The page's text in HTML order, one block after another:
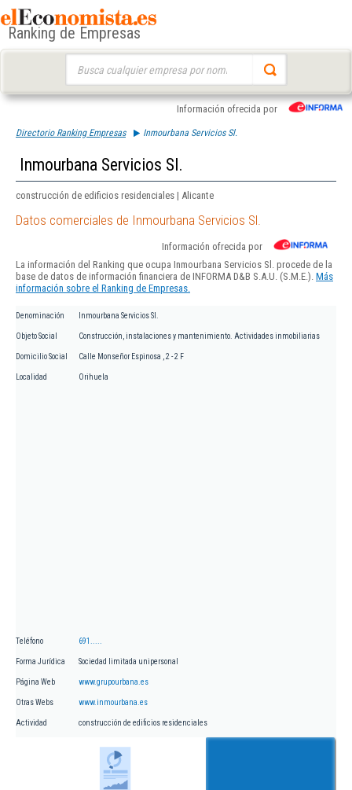
Ranking de Empresas
Información ofrecida por
Directorio Ranking Empresas Inmourbana Servicios Sl.
Inmourbana Servicios Sl.
construcción de edificios residenciales | Alicante
Datos comerciales de Inmourbana Servicios Sl.
Información ofrecida por
La información del Ranking que ocupa Inmourbana Servicios Sl. procede de la
base de datos de información financiera de INFORMA D&B S.A.U. (S.M.E.). Más
información sobre el Ranking de Empresas.
Denominación Inmourbana Servicios Sl.
Objeto Social Construcción, instalaciones y mantenimiento. Actividades inmobiliarias
Domicilio Social Calle Monseñor Espinosa , 2 - 2 F
Localidad Orihuela
Teléfono 691.....
Forma Jurídica Sociedad limitada unipersonal
Página Web www.grupourbana.es
Otras Webs www.inmourbana.es
Actividad construcción de edificios residenciales